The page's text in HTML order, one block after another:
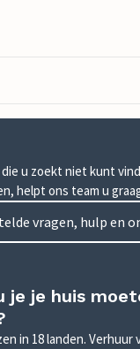
u zoekt niet kunt
helpt ons team u
vragen, hulp en
je je huis
in 18 landen. Verhuur